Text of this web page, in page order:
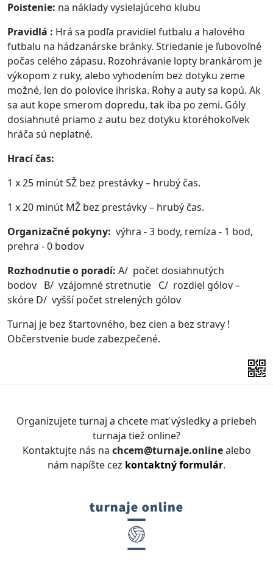
Poistenie: na náklady vysielajúceho klubu
Pravidlá : Hrá sa podľa pravidiel futbalu a halového
futbalu na hádzanárske bránky. Striedanie je ľubovoľné
počas celého zápasu. Rozohrávanie lopty brankárom je
výkopom z ruky, alebo vyhodením bez dotyku zeme
možné, len do polovice ihriska. Rohy a auty sa kopú. Ak
sa aut kope smerom dopredu, tak iba po zemi. Góly
dosiahnuté priamo z autu bez dotyku ktoréhokoľvek
hráča sú neplatné.
Hrací čas:
1 x 25 minút SŽ bez prestávky – hrubý čas.
1 x 20 minút MŽ bez prestávky – hrubý čas.
Organizačné pokyny: výhra - 3 body, remíza - 1 bod,
prehra - 0 bodov
Rozhodnutie o poradí: A/ počet dosiahnutých
bodov B/ vzájomné stretnutie C/ rozdiel gólov –
skóre D/ vyšší počet strelených gólov
Turnaj je bez štartovného, bez cien a bez stravy !
Občerstvenie bude zabezpečené.
Organizujete turnaj a chcete mať výsledky a priebeh
turnaja tiež online?
Kontaktujte nás na chcem@turnaje.onlinealebo
nám napíšte cez kontaktný formulár.